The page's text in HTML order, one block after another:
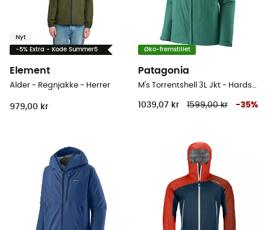
Nyt
-5% Extra - Kode Summer5
Element
Alder - Regnjakke - Herrer
979,00 kr
Øko-fremstillet
Patagonia
M's Torrentshell 3L Jkt - Hardshell jakke - Herrer
1039,07 kr 1599,00 kr -35%